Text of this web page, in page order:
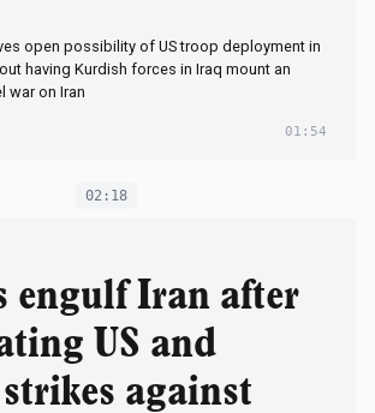
open possibility of US troop deployment in
having Kurdish forces in Iraq mount an
war on Iran
01:54
02:18
engulf Iran after
US and
against